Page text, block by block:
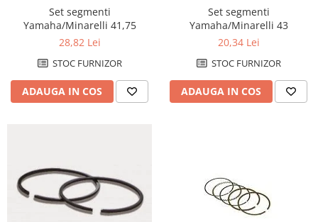
Kit tuning
Protecții galerie
Silentiator / Dbkiller
SUSPENSIE CADRU
Amortizor ghidon
Cabluri
Set segmenti
Yamaha/Minarelli 41,75
28,82 Lei
STOC FURNIZOR
ADAUGA IN COS
Set segmenti
Yamaha/Minarelli 43
20,34 Lei
STOC FURNIZOR
ADAUGA IN COS